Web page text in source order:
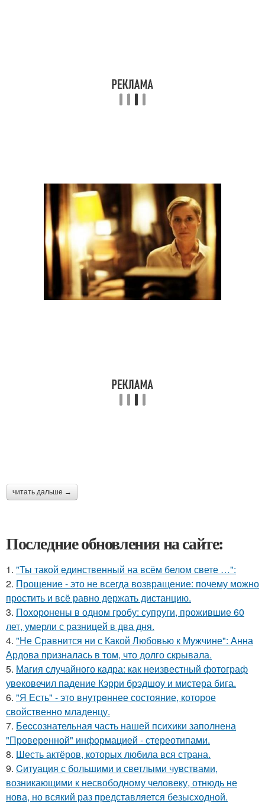
читать дальше →
Последние обновления на сайте:
1. "Ты такой единственный на всём белом свете …":
2. Прощение - это не всегда возвращение: почему можно
простить и всё равно держать дистанцию.
3. Похоронены в одном гробу: супруги, прожившие 60
лет, умерли с разницей в два дня.
4. "Не Сравнится ни с Какой Любовью к Мужчине": Анна
Ардова призналась в том, что долго скрывала.
5. Магия случайного кадра: как неизвестный фотограф
увековечил падение Кэрри брэдшоу и мистера бига.
6. "Я Есть" - этo внутpeннее состояние, которое
свойственно младенцу.
7. Бecсознательная часть нашей психики заполнена
"Проверенной" информацией - стереотипами.
8. Шесть актёров, которых любила вся страна.
9. Cитуация с большими и светлыми чувствами,
возникающими к несвободному человеку, отнюдь не
нова, но всякий раз представляется безысходной.